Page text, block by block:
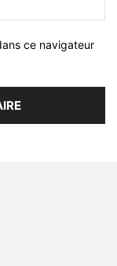
ce navigateur